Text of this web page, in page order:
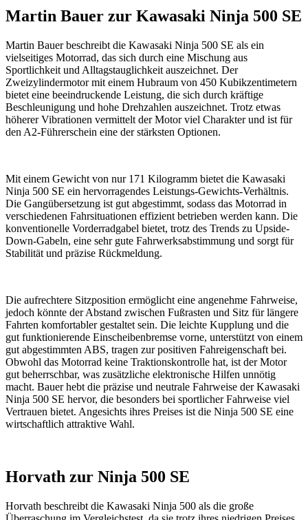
Martin Bauer zur Kawasaki Ninja 500 SE
Martin Bauer beschreibt die Kawasaki Ninja 500 SE als ein
vielseitiges Motorrad, das sich durch eine Mischung aus
Sportlichkeit und Alltagstauglichkeit auszeichnet. Der
Zweizylindermotor mit einem Hubraum von 450 Kubikzentimetern
bietet eine beeindruckende Leistung, die sich durch kräftige
Beschleunigung und hohe Drehzahlen auszeichnet. Trotz etwas
höherer Vibrationen vermittelt der Motor viel Charakter und ist für
den A2-Führerschein eine der stärksten Optionen.
Mit einem Gewicht von nur 171 Kilogramm bietet die Kawasaki
Ninja 500 SE ein hervorragendes Leistungs-Gewichts-Verhältnis.
Die Gangübersetzung ist gut abgestimmt, sodass das Motorrad in
verschiedenen Fahrsituationen effizient betrieben werden kann. Die
konventionelle Vorderradgabel bietet, trotz des Trends zu Upside-
Down-Gabeln, eine sehr gute Fahrwerksabstimmung und sorgt für
Stabilität und präzise Rückmeldung.
Die aufrechtere Sitzposition ermöglicht eine angenehme Fahrweise,
jedoch könnte der Abstand zwischen Fußrasten und Sitz für längere
Fahrten komfortabler gestaltet sein. Die leichte Kupplung und die
gut funktionierende Einscheibenbremse vorne, unterstützt von einem
gut abgestimmten ABS, tragen zur positiven Fahreigenschaft bei.
Obwohl das Motorrad keine Traktionskontrolle hat, ist der Motor
gut beherrschbar, was zusätzliche elektronische Hilfen unnötig
macht. Bauer hebt die präzise und neutrale Fahrweise der Kawasaki
Ninja 500 SE hervor, die besonders bei sportlicher Fahrweise viel
Vertrauen bietet. Angesichts ihres Preises ist die Ninja 500 SE eine
wirtschaftlich attraktive Wahl.
Horvath zur Ninja 500 SE
Horvath beschreibt die Kawasaki Ninja 500 als die große